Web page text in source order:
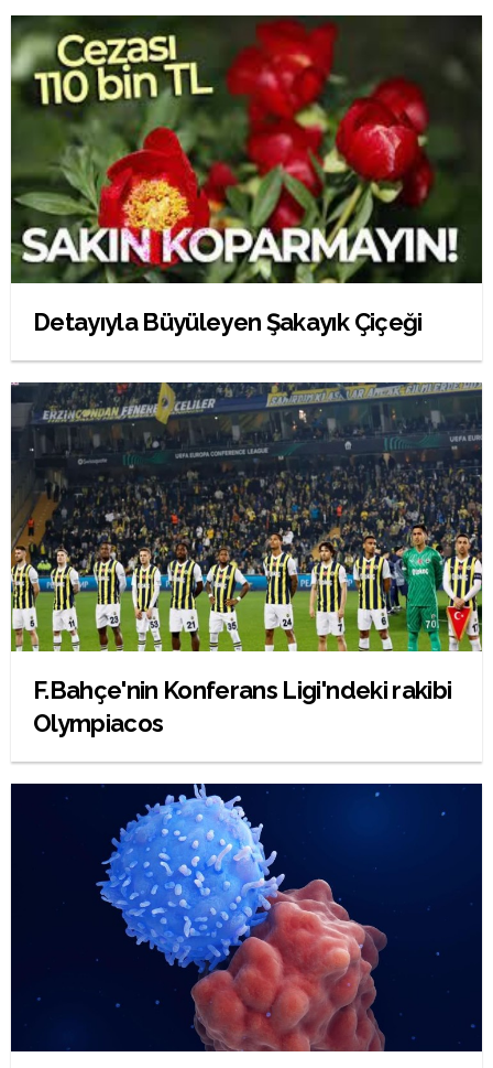
Detayıyla Büyüleyen Şakayık Çiçeği
F.Bahçe'nin Konferans Ligi'ndeki rakibi
Olympiacos